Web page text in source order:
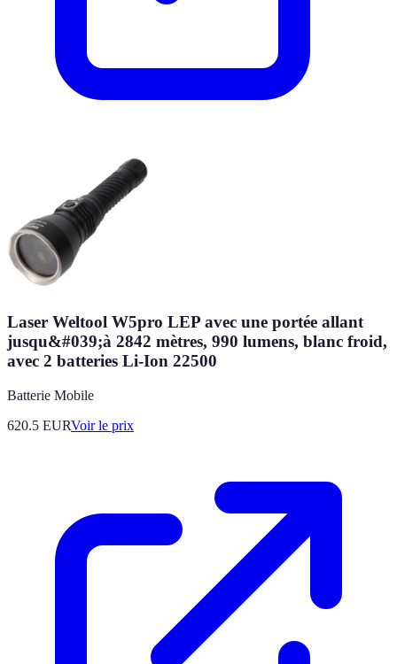
Laser Weltool W5pro LEP avec une portée allant
jusqu&#039;à 2842 mètres, 990 lumens, blanc froid,
avec 2 batteries Li-Ion 22500
Batterie Mobile
620.5 EURVoir le prix